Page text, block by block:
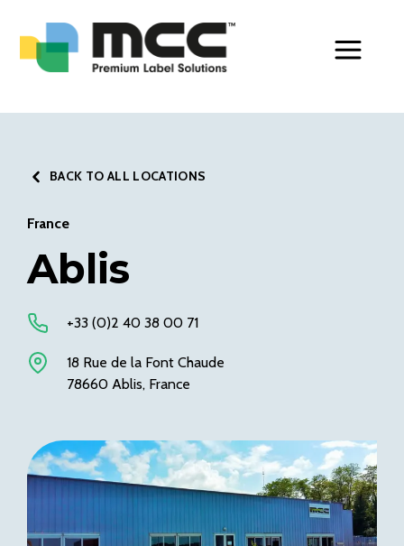
BACK TO ALL LOCATIONS
France
Ablis
+33 (0)2 40 38 00 71
18 Rue de la Font Chaude
78660 Ablis, France